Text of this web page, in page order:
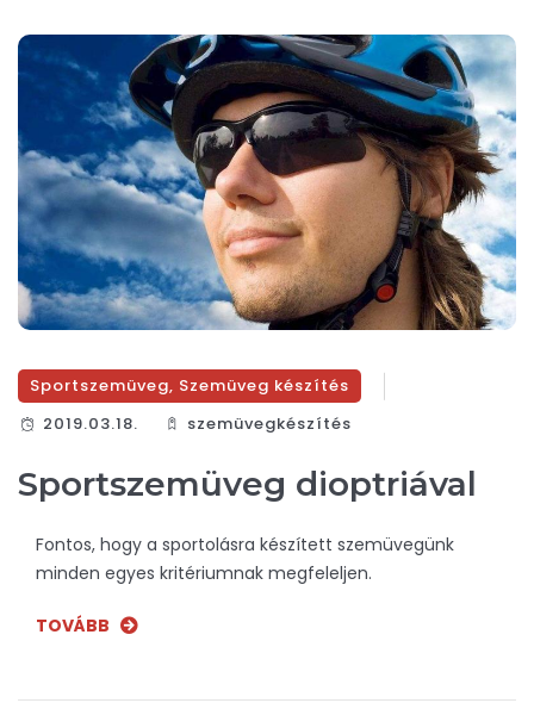
Sportszemüveg, Szemüveg készítés
2019.03.18.
szemüvegkészítés
Sportszemüveg dioptriával
Fontos, hogy a sportolásra készített szemüvegünk
minden egyes kritériumnak megfeleljen.
TOVÁBB